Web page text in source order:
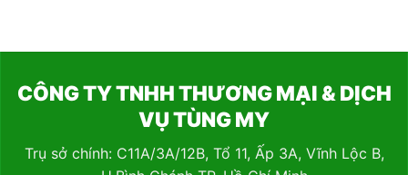
CÔNG TY TNHH THƯƠNG MẠI & DỊCH
VỤ TÙNG MY
Trụ sở chính: C11A/3A/12B, Tổ 11, Ấp 3A, Vĩnh Lộc B,